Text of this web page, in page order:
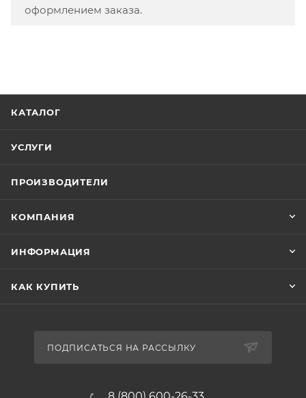
оформлением заказа.
КАТАЛОГ
УСЛУГИ
ПРОИЗВОДИТЕЛИ
КОМПАНИЯ
ИНФОРМАЦИЯ
КАК КУПИТЬ
ПОДПИСАТЬСЯ НА РАССЫЛКУ